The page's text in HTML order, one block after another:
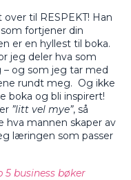
til RESPEKT! Han
fortjener din
er en hyllest til boka.
jeg deler hva som
– og som jeg tar med
rundt meg. Og ikke
boka og bli inspirert!
”litt vel mye”, så
mannen skaper av
læringen som passer
5 business bøker